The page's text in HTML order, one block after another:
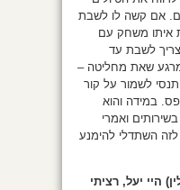
אם קשה לו לשבת
איתו משחק עם
לשבת עד
שאת מחליטה –
תנסי לשמור על קור
במידה והוא
ואמרי
השתדלי להימנע
היי יעל, רציתי